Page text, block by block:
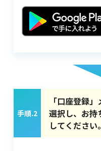
手順.2
「口座登録
選択し、お持
してください。